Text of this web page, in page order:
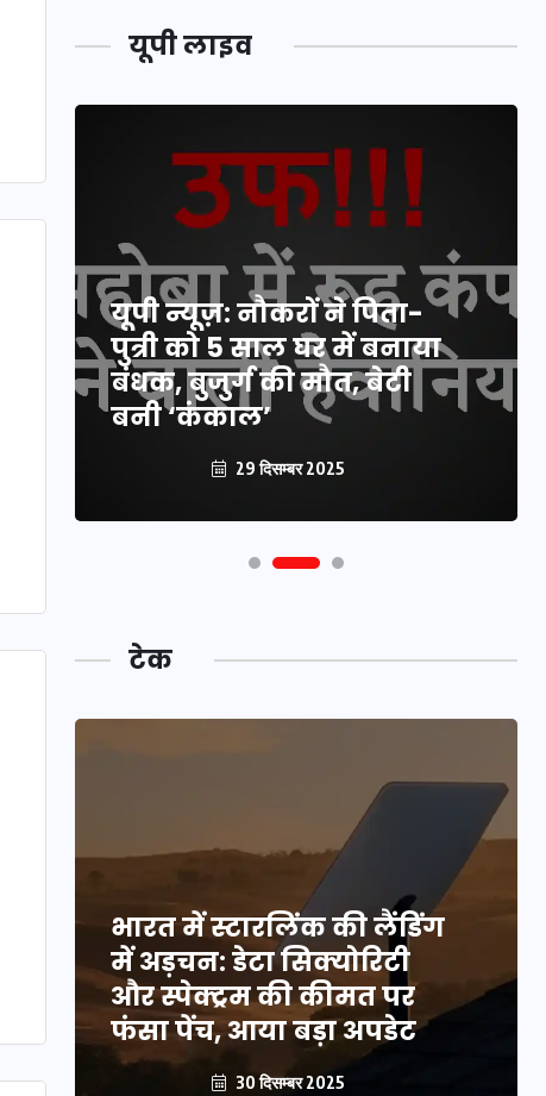
यूपी लाइव
यूपी न्यूज़: नौकरों ने पिता-
पुत्री को 5 साल घर में बनाया
बंधक, बुजुर्ग की मौत, बेटी
बनी ‘कंकाल’
29 दिसम्बर 2025
टेक
भारत में स्टारलिंक की लैंडिंग
में अड़चन: डेटा सिक्योरिटी
और स्पेक्ट्रम की कीमत पर
फंसा पेंच, आया बड़ा अपडेट
30 दिसम्बर 2025